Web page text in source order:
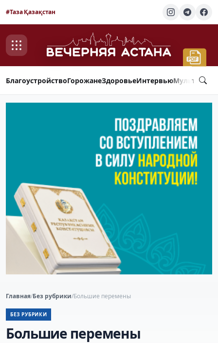
#Таза Қазақстан
БлагоустройствоГорожанеЗдоровьеИнтервью
Главная/Без рубрики/Большие перемены
БЕЗ РУБРИКИ
Большие перемены